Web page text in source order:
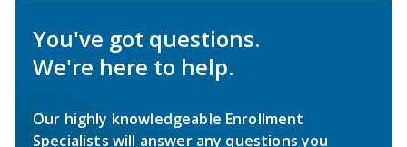
You've got questions.
We're here to help.
Our highly knowledgeable Enrollment
Specialists will answer any questions you